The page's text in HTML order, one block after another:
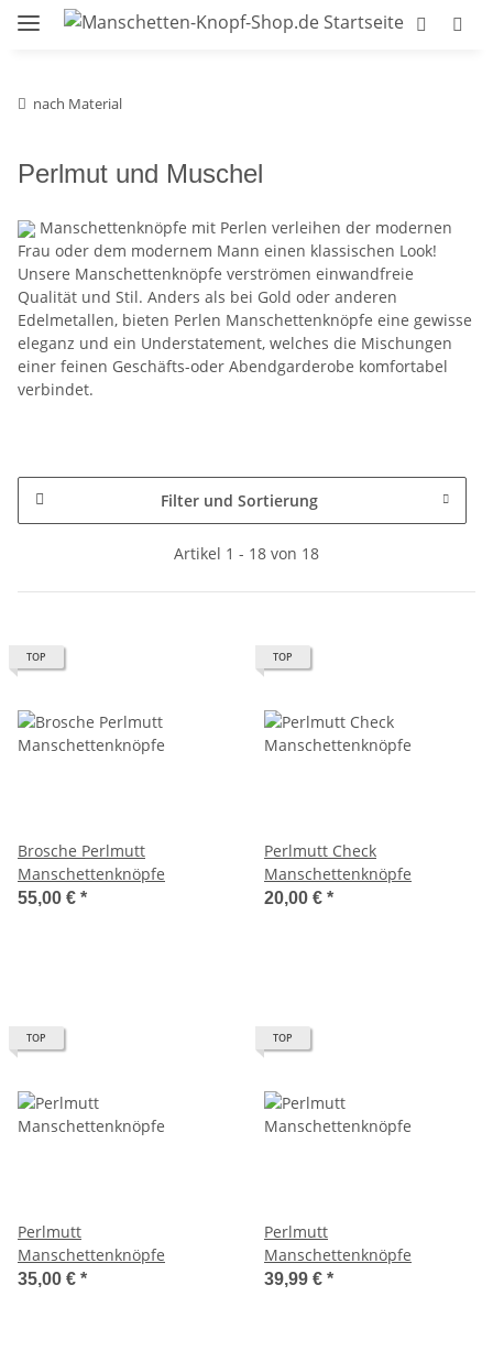
nach Material
Perlmut und Muschel
Manschettenknöpfe mit Perlen verleihen der modernen
Frau oder dem modernem Mann einen klassischen Look!
Unsere Manschettenknöpfe verströmen einwandfreie
Qualität und Stil. Anders als bei Gold oder anderen
Edelmetallen, bieten Perlen Manschettenknöpfe eine gewisse
eleganz und ein Understatement, welches die Mischungen
einer feinen Geschäfts-oder Abendgarderobe komfortabel
verbindet.
Filter und Sortierung
Artikel 1 - 18 von 18
TOP
Brosche Perlmutt
Manschettenknöpfe
55,00 € *
TOP
Perlmutt Check
Manschettenknöpfe
20,00 € *
TOP
Perlmutt
Manschettenknöpfe
35,00 € *
TOP
Perlmutt
Manschettenknöpfe
39,99 € *